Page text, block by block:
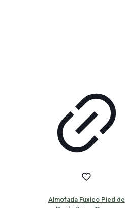
Almofada Fuxico Pied de